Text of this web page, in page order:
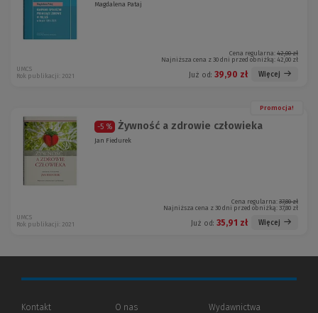
Magdalena Pataj
Cena regularna: 42,00 zł
Najniższa cena z 30 dni przed obniżką: 42,00 zł
Już od: 39,90 zł Więcej
UMCS
Rok publikacji: 2021
Promocja!
-5 % Żywność a zdrowie człowieka
Jan Fiedurek
Cena regularna: 37,80 zł
Najniższa cena z 30 dni przed obniżką: 37,80 zł
Już od: 35,91 zł Więcej
UMCS
Rok publikacji: 2021
Kontakt
O nas
Wydawnictwa